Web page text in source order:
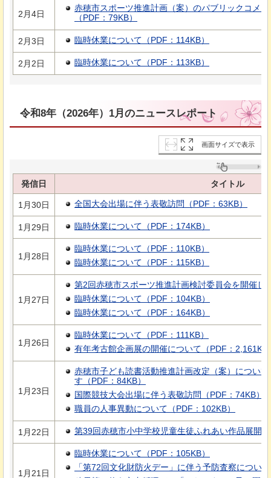
2月4日
赤穂市スポーツ推進計画（案）のパブリックコメ
（PDF：79KB）
2月3日 臨時休業について（PDF：114KB）
2月2日 臨時休業について（PDF：113KB）
令和8年（2026年）1月のニュースレポート
画面サイズで表示
発信日 タイトル
1月30日 全国大会出場に伴う表敬訪問（PDF：63KB）
1月29日 臨時休業について（PDF：174KB）
1月28日
臨時休業について（PDF：110KB）
臨時休業について（PDF：115KB）
1月27日
第2回赤穂市スポーツ推進計画検討委員会を開催し
臨時休業について（PDF：104KB）
臨時休業について（PDF：164KB）
1月26日
臨時休業について（PDF：111KB）
有年考古館企画展の開催について（PDF：2,161KB
1月23日
赤穂市子ども読書活動推進計画改定（案）につい
す（PDF：84KB）
国際競技大会出場に伴う表敬訪問（PDF：74KB）
職員の人事異動について（PDF：102KB）
1月22日 第39回赤穂市小中学校児童生徒ふれあい作品展開
1月21日
臨時休業について（PDF：105KB）
「第72回文化財防火デー」に伴う予防査察につい